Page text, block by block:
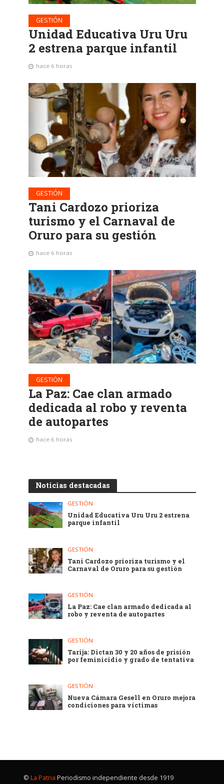
GESTIÓN
Unidad Educativa Uru Uru
2 estrena parque infantil
hace 6 horas
GESTIÓN
Tani Cardozo prioriza
turismo y el Carnaval de
Oruro para su gestión
hace 6 horas
GESTIÓN
La Paz: Cae clan armado
dedicada al robo y reventa
de autopartes
hace 6 horas
Noticias destacadas
GESTIÓN
Unidad Educativa Uru Uru 2 estrena
parque infantil
GESTIÓN
Tani Cardozo prioriza turismo y el
Carnaval de Oruro para su gestión
GESTIÓN
La Paz: Cae clan armado dedicada al
robo y reventa de autopartes
GESTIÓN
Tarija: Dictan 30 y 20 años de prisión
por feminicidio y grado de tentativa
GESTIÓN
Nueva Cámara Gesell en Oruro mejora
condiciones para víctimas
© La Patria Periodismo independiente desde 1919